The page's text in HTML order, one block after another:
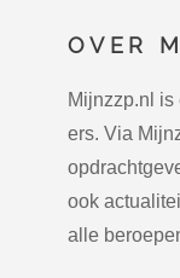
OVER
Mijnzzp.nl is
ers. Via
ook
alle